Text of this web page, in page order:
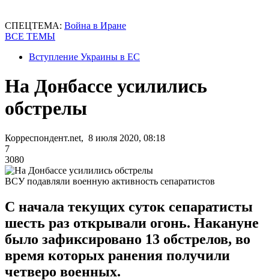
СПЕЦТЕМА: Война в Иране
ВСЕ ТЕМЫ
Вступление Украины в ЕС
На Донбассе усилились
обстрелы
Корреспондент.net, 8 июля 2020, 08:18
7
3080
ВСУ подавляли военную активность сепаратистов
С начала текущих суток сепаратисты
шесть раз открывали огонь. Накануне
было зафиксировано 13 обстрелов, во
время которых ранения получили
четверо военных.